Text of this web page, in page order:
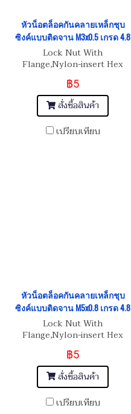
หัวน็อตล็อคกันคลายเหล็กชุบ
ซิงค์แบบติดจาน M3x0.5 เกรด 4.8
Lock Nut With
Flange,Nylon-insert Hex
Nut M3x0.5
฿5
สั่งซื้อสินค้า
เปรียบเทียบ
หัวน็อตล็อคกันคลายเหล็กชุบ
ซิงค์แบบติดจาน M5x0.8 เกรด 4.8
Lock Nut With
Flange,Nylon-insert Hex
Nut M5x0.8
฿5
สั่งซื้อสินค้า
เปรียบเทียบ